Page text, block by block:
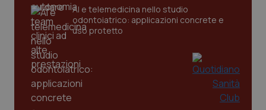
AI e telemedicina nello studio
odontoiatrico: applicazioni concrete e
uso protetto
CookieScriptConsent
CookieScript
www.quotidianosanita.it